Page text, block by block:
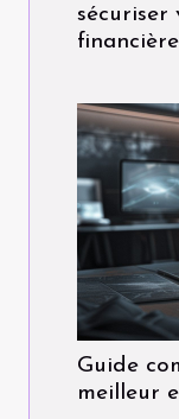
sécuriser
Guide
meilleur